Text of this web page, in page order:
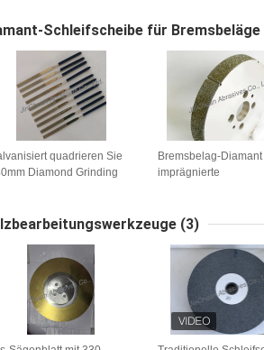
Schleifscheibe für Bremsbeläge
quadrieren Sie
Diamond Grinding
Bremsbelag-Diamant
imprägnierte
(3)